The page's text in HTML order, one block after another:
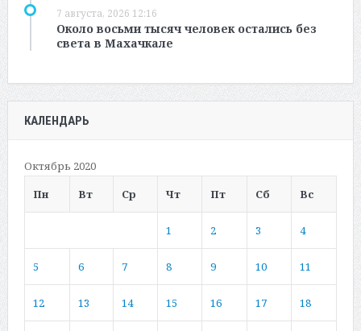
7 августа, 2026 12:16
Около восьми тысяч человек остались без
света в Махачкале
КАЛЕНДАРЬ
Октябрь 2020
Пн
Вт Ср Чт Пт Сб Вс
1 2 3 4
5 6 7 8 9 10 11
12 13 14 15 16 17 18